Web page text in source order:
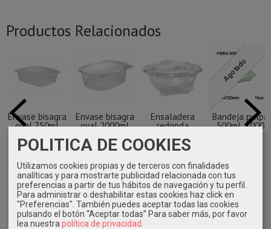
Productos Relacionados
Envase bisagra
oval 750ml
84,29 €
Envase bisagra
oval 2000ml
108,93 €
Ensaladera
redonda
84,48 €
Agotado
Bandeja pulpa
500ml. 1000
POLITICA DE COOKIES
Utilizamos cookies propias y de terceros con finalidades
analíticas y para mostrarte publicidad relacionada con tus
preferencias a partir de tus hábitos de navegación y tu perfil.
Para administrar o deshabilitar estas cookies haz click en
"Preferencias". También puedes aceptar todas las cookies
pulsando el botón “Aceptar todas” Para saber más, por favor
lea nuestra política de privacidad